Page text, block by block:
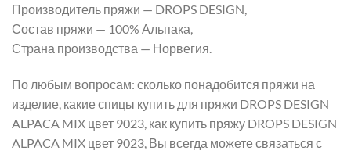
Производитель пряжи — DROPS DESIGN,
Состав пряжи — 100% Альпака,
Страна производства — Норвегия.
По любым вопросам: сколько понадобится пряжи на
изделие, какие спицы купить для пряжи DROPS DESIGN
ALPACA MIX цвет 9023, как купить пряжу DROPS DESIGN
ALPACA MIX цвет 9023, Вы всегда можете связаться с